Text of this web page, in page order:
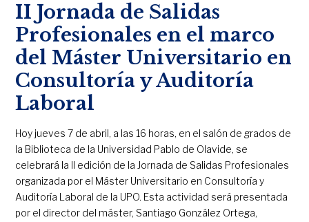
II Jornada de Salidas
Profesionales en el marco
del Máster Universitario en
Consultoría y Auditoría
Laboral
Hoy jueves 7 de abril, a las 16 horas, en el salón de grados de
la Biblioteca de la Universidad Pablo de Olavide, se
celebrará la II edición de la Jornada de Salidas Profesionales
organizada por el Máster Universitario en Consultoría y
Auditoría Laboral de la UPO. Esta actividad será presentada
por el director del máster, Santiago González Ortega,